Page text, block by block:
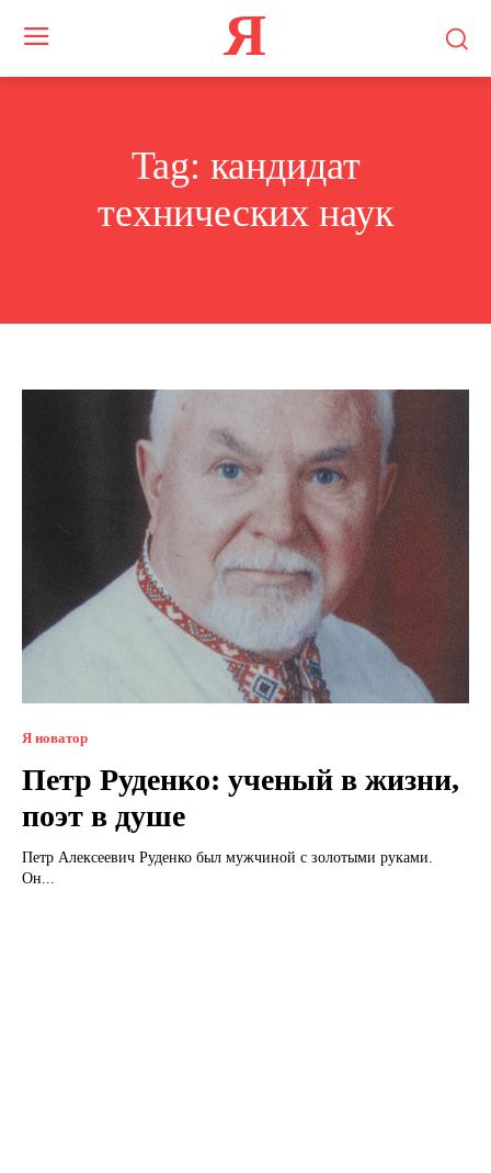
Я
Tag: кандидат
технических наук
Я новатор
Петр Руденко: ученый в жизни,
поэт в душе
Петр Алексеевич Руденко был мужчиной с золотыми руками.
Он...